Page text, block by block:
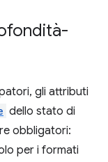
gli attributi
dello stato di
obbligatori:
per i formati